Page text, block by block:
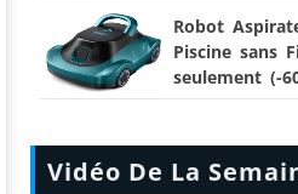
Robot
Piscine sans
seulement (-
Vidéo De La